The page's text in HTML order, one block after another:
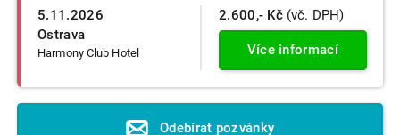
5.11.2026
Ostrava
Harmony Club Hotel
2.600,- Kč (vč. DPH)
Více informací
Odebírat pozvánky